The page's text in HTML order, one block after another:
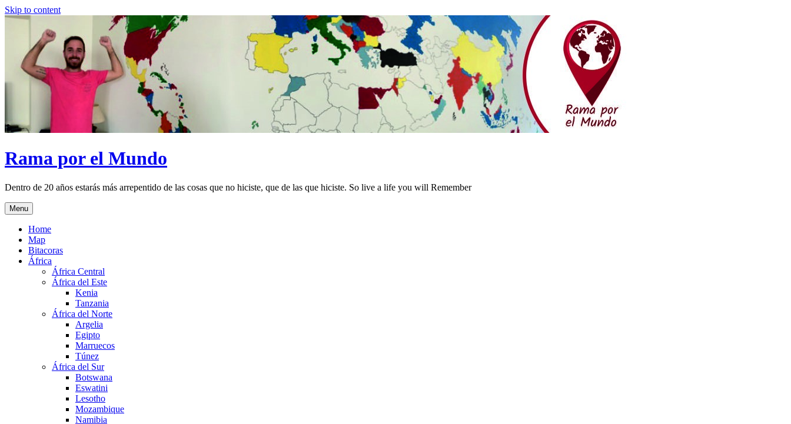
Skip to content
Rama por el Mundo
Dentro de 20 años estarás más arrepentido de las cosas que no hiciste, que de las que hiciste. So live a life you will Remember
Menu
Home
Map
Bitacoras
África
África Central
África del Este
Kenia
Tanzania
África del Norte
Argelia
Egipto
Marruecos
Túnez
África del Sur
Botswana
Eswatini
Lesotho
Mozambique
Namibia